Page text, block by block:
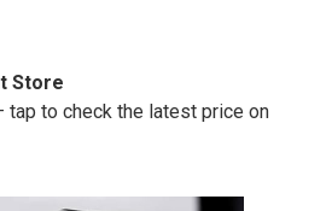
Store
to check the latest price on